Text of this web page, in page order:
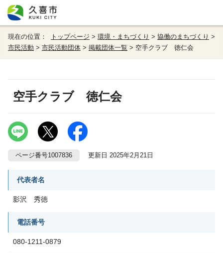
現在の位置： トップページ > 環境・まちづくり > 協働のまちづくり >
市民活動 > 市民活動団体 > 掲載団体一覧 > 空手クラブ 徳仁会
空手クラブ 徳仁会
ページ番号1007836 更新日 2025年2月21日
代表者名
影沢 秀徳
電話番号
080-1211-0879